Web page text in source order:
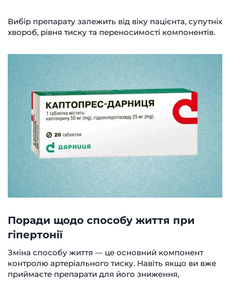
Вибір препарату залежить від віку пацієнта, супутніх
хвороб, рівня тиску та переносимості компонентів.
Поради щодо способу життя при
гіпертонії
Зміна способу життя — це основний компонент
контролю артеріального тиску. Навіть якщо ви вже
приймаєте препарати для його зниження,